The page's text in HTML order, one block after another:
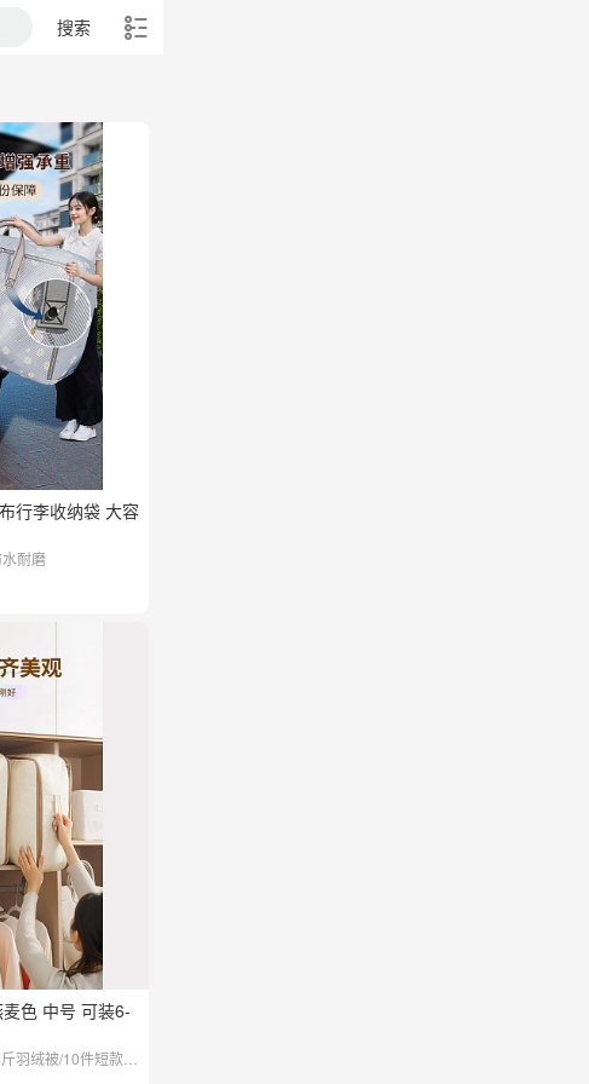
搜索
行李收纳袋 大容
耐磨
色 中号 可装6-
羽绒被/10件短款羽